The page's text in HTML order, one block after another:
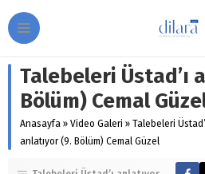
Talebeleri Üstad’ı
Bölüm) Cemal
Anasayfa » Video Galeri » Talebeleri
anlatıyor (9. Bölüm) Cemal Güzel